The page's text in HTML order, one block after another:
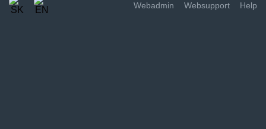
Webadmin Websupport Help